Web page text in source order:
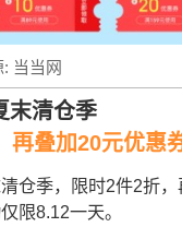
: 当当网
末清仓季
再叠加20元优惠
仓季，限时2件2折
限8.12一天。